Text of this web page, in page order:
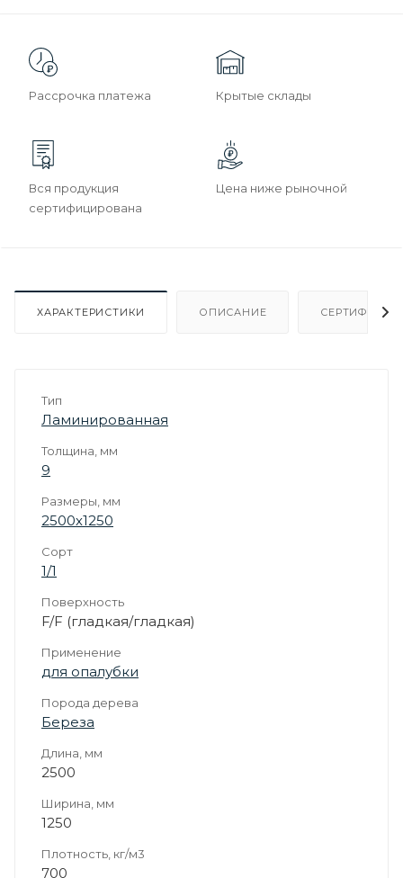
Рассрочка платежа Крытые склады
Вся продукция
сертифицирована
Цена ниже рыночной
ХАРАКТЕРИСТИКИ ОПИСАНИЕ
Тип
Ламинированная
Толщина, мм
9
Размеры, мм
2500х1250
Сорт
1/1
Поверхность
F/F (гладкая/гладкая)
Применение
для опалубки
Порода дерева
Береза
Длина, мм
2500
Ширина, мм
1250
Плотность, кг/м3
700